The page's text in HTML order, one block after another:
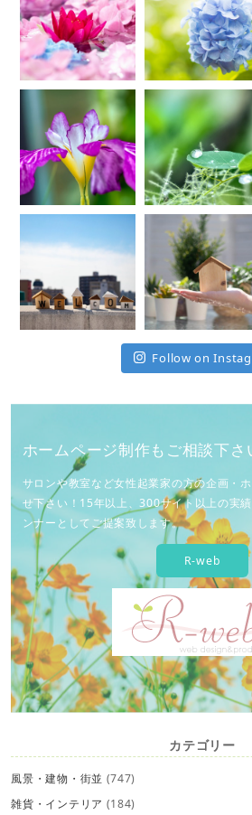
Follow on
ホームページ制作もご相談下さ
サロンや教室など女性起業家の方の企画・
せ下さい！15年以上、300サイト以上の実
ンナーとしてご提案致します。
R-web
カテゴリー
風景・建物・街並 (747)
雑貨・インテリア (184)